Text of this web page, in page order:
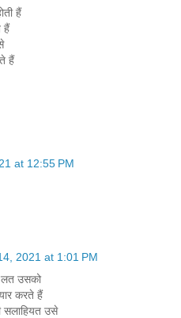
हैं
हैं
हैं
at 12:55 PM
2021 at 1:01 PM
लत उसको
करते हैं
उसे